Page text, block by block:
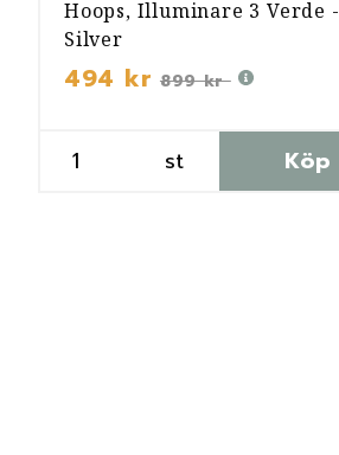
Hoops, Illuminare 3 Verde -
Silver
494 kr 899 kr
st Köp